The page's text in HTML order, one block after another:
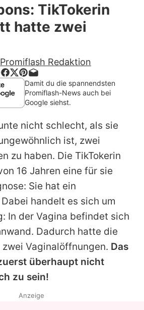
auf Promiflash
runterladen
Team
Richtlinien
Impressum
Utiq verwalten
TikTokerin
hatte zwei
Promiflash Redaktion
Damit du die spannendsten
Promiflash-News auch bei
Google siehst.
nicht schlecht, als sie
ist, zwei
zu haben. Die TikTokerin
16 Jahren eine für sie
Sie hat ein
handelt es sich um
In der Vagina befindet sich
Dadurch hatte die
Vaginalöffnungen. Das
überhaupt nicht
zu sein!
Anzeige